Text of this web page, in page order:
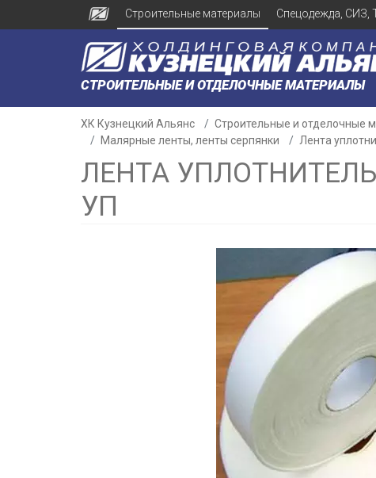
Строительные материалы Спецодежда, СИЗ,
СТРОИТЕЛЬНЫЕ И ОТДЕЛОЧНЫЕ МАТЕРИАЛЫ
ХК Кузнецкий Альянс Строительные и отделочные
Малярные ленты, ленты серпянки
Лента
ЛЕНТА
УП